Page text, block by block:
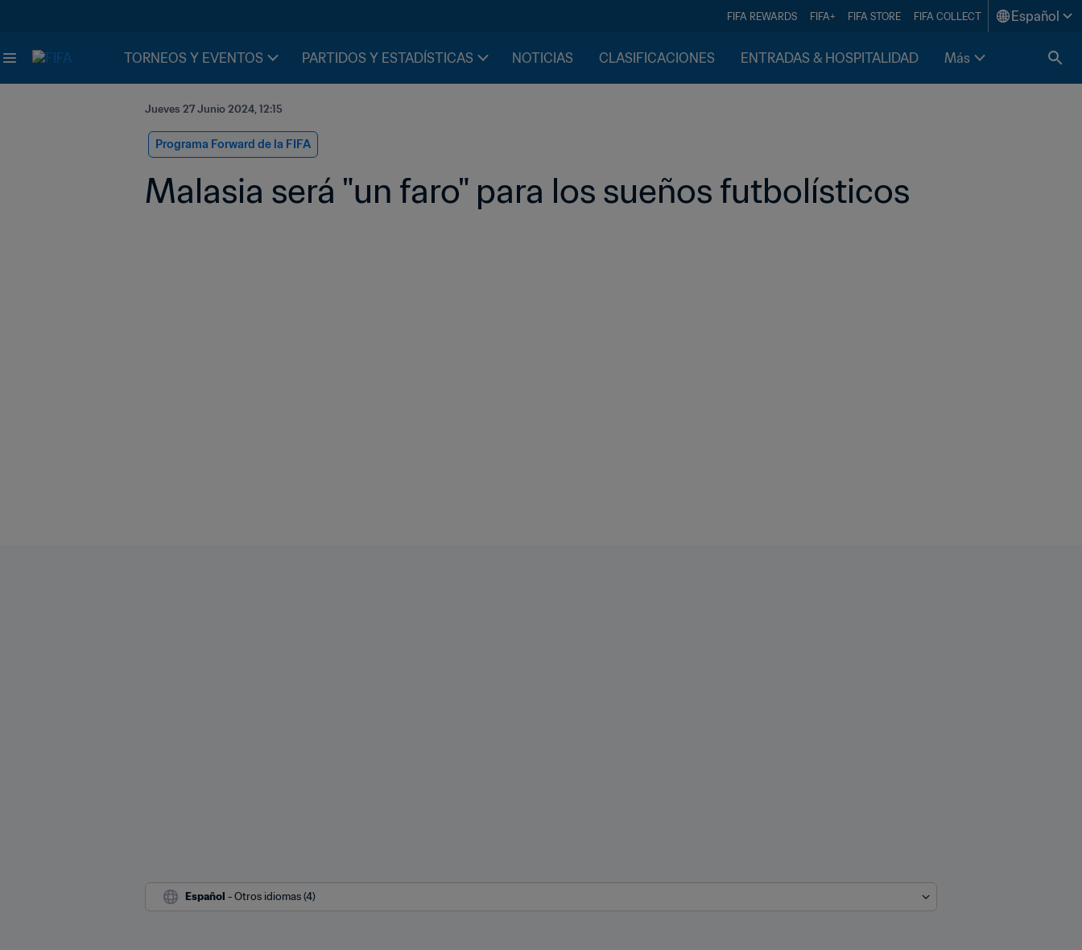
FIFA REWARDS FIFA+ FIFA STORE FIFA COLLECT Español
TORNEOS Y EVENTOS PARTIDOS Y ESTADÍSTICAS NOTICIAS CLASIFICACIONES ENTRADAS & HOSPITALIDAD Más
Jueves 27 Junio 2024, 12:15
Programa Forward de la FIFA
Malasia será "un faro" para los sueños futbolísticos
Español - Otros idiomas (4)